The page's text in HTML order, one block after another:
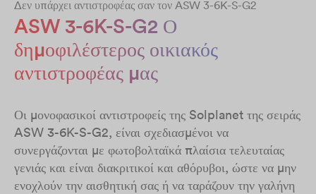
Δεν υπάρχει αντιστροφέας σαν τον ASW 3-6K-S-G2
ASW 3-6K-S-G2 Ο
δημοφιλέστερος οικιακός
αντιστροφέας μας
Οι μονοφασικοί αντιστροφείς της Solplanet της σειράς
ASW 3-6K-S-G2, είναι σχεδιασμένοι να
συνεργάζονται με φωτοβολταϊκά πλαίσια τελευταίας
γενιάς και είναι διακριτικοί και αθόρυβοι, ώστε να μην
ενοχλούν την αισθητική σας ή να ταράζουν την γαλήνη